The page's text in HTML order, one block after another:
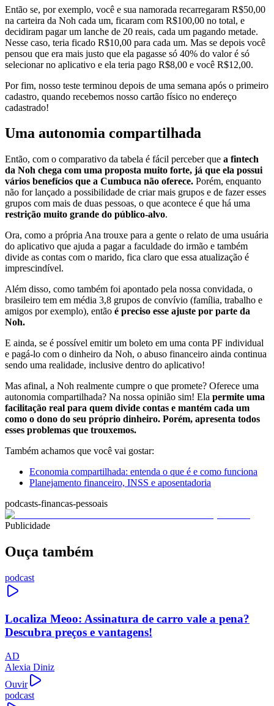
Então se, por exemplo, você e sua namorada recarregaram R$50,00
na carteira da Noh cada um, ficaram com R$100,00 no total, e
decidiram pagar um lanche de 20 reais, cada um pagando metade.
Nesse caso, teria ficado R$10,00 para cada um. Mas se depois você
pensou que era mais justo que ela pagasse só 40% do valor é só
selecionar no aplicativo e ela teria pago R$8,00 e você R$12,00.
Por fim, nosso teste terminou depois de uma semana após o primeiro
cadastro, quando recebemos nosso cartão físico no endereço
cadastrado!
Uma autonomia compartilhada
Então, com o comparativo da tabela é fácil perceber que a fintech
da Noh chega com uma proposta muito forte, já que ela possui
vários benefícios que a Cumbuca não oferece. Porém, enquanto
não for lançado a possibilidade de criar mais grupos e de fazer esses
grupos com mais de duas pessoas, o que acontece é que há uma
restrição muito grande do público-alvo.
Ora, como a própria Ana trouxe para a gente o relato de uma usuária
do aplicativo que ajuda a pagar a faculdade do irmão e também
divide as contas com o marido, fica claro que essa atualização é
imprescindível.
Além disso, como também foi apontado pela nossa convidada, o
brasileiro tem em média 3,8 grupos de convívio (família, trabalho e
amigos por exemplo), então é preciso esse ajuste por parte da
Noh.
E ainda, se é possível emitir um boleto em uma conta PF individual
e pagá-lo com o dinheiro da Noh, o abuso financeiro ainda continua
sendo uma realidade, inclusive dentro do aplicativo!
Mas afinal, a Noh realmente cumpre o que promete? Oferece uma
autonomia compartilhada? Na nossa opinião sim! Ela permite uma
facilitação real para quem divide contas e mantém cada um
como o dono do seu próprio dinheiro. Porém, apresenta todos
esses problemas que trouxemos.
Também achamos que você vai gostar:
Economia compartilhada: entenda o que é e como funciona
Planejamento financeiro, INSS e aposentadoria
podcasts-financas-pessoais
Publicidade
Ouça também
podcast
Localiza Meoo: Assinatura de carro vale a pena?
Descubra preços e vantagens!
AD
Alexia Diniz
Ouvir
podcast